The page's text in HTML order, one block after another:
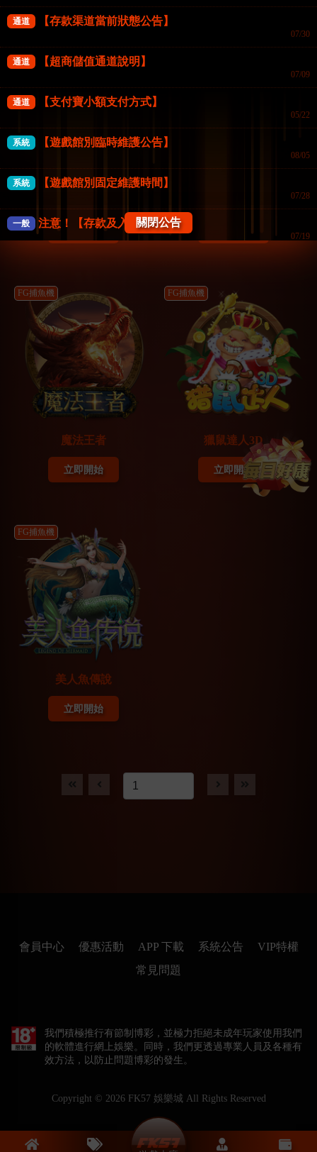
FG捕魚機
立即開始
FG捕魚機
魔法王者
立即開始
FG捕魚機
獵鼠達人3D
立即開始
FG捕魚機
美人魚傳說
立即開始
會員中心 優惠活動 APP 下載 系統公告
VIP特權
常見問題
我們積極推行有節制博彩，並極力拒絕未成年玩家使用我們
的軟體進行網上娛樂。同時，我們更透過專業人員及各種有
效方法，以防止問題博彩的發生。
Copyright © 2026 FK57 娛樂城All Rights Reserved
通道 【存款渠道當前狀態公告】
07/30
通道 【超商儲值通道說明】
07/09
通道 【支付寶小額支付方式】
05/22
系統 【遊戲館別臨時維護公告】
08/05
系統 【遊戲館別固定維護時間】
07/28
一般 注意！【存款及入款注意事項】
07/19
【系統公告】
【會員權益公告】
12/17
關閉公告